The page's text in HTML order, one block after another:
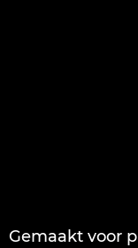
Gemaakt voor